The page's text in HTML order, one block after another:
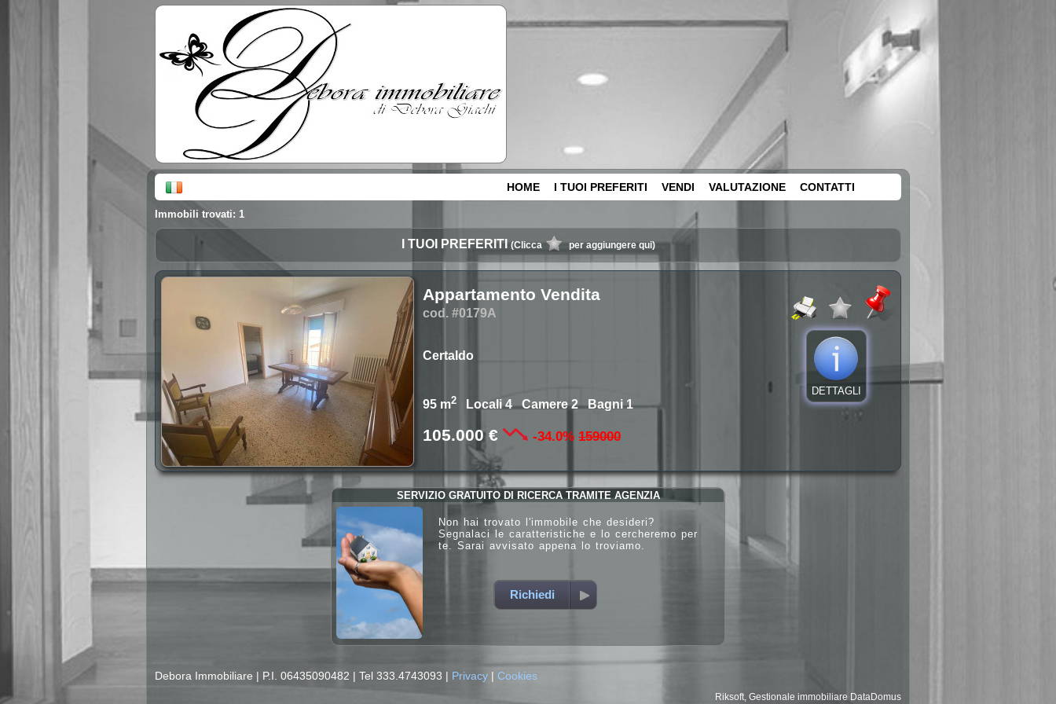
HOME I TUOI PREFERITI VENDI VALUTAZIONE CONTATTI
Immobili trovati: 1
I TUOI PREFERITI(Clicca per aggiungere qui)
Appartamento Vendita
cod. #0179A
Certaldo
95 m2 Locali 4 Camere 2 Bagni 1
105.000 € -34.0% 159000
DETTAGLI
SERVIZIO GRATUITO DI RICERCA TRAMITE AGENZIA
Non hai trovato l'immobile che desideri?
Segnalaci le caratteristiche e lo cercheremo per
te. Sarai avvisato appena lo troviamo.
Richiedi
Debora Immobiliare | P.I. 06435090482 | Tel 333.4743093 | Privacy | Cookies
Riksoft, Gestionale immobiliare DataDomus